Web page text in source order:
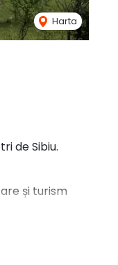
Harta
de Sibiu.
și turism